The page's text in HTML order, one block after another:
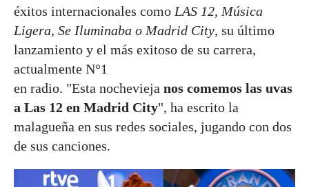
éxitos internacionales como LAS 12, Música
Ligera, Se Iluminaba o Madrid City, su último
lanzamiento y el más exitoso de su carrera,
actualmente N°1
en radio. "Esta nochevieja nos comemos las uvas
a Las 12 en Madrid City", ha escrito la
malagueña en sus redes sociales, jugando con dos
de sus canciones.